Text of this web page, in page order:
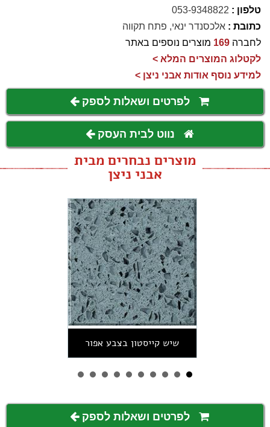
טלפון : 053-9348822
כתובת : אלכסנדר ינאי, פתח תקווה
לחברה 169 מוצרים נוספים באתר
לקטלוג המוצרים המלא >
למידע נוסף אודות אבני ניצן >
לפרטים ושאלות לספק
נווט לבית העסק
מוצרים נבחרים מבית
אבני ניצן
שיש קייסטון בצבע אפור
לפרטים ושאלות לספק